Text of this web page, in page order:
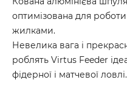
оптимізована для
жилками.
Невелика вага і
роблять Virtus Feeder
фідерної і матчевої ловлі.